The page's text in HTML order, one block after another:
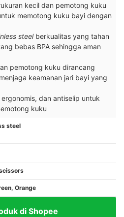
kecil dan pemotong kuku
memotong kuku bayi dengan
steelberkualitas yang tahan
bebas BPA sehingga aman
pemotong kuku dirancang
keamanan jari bayi yang
dan antiselip untuk
kuku
steel
Orange
di Shopee